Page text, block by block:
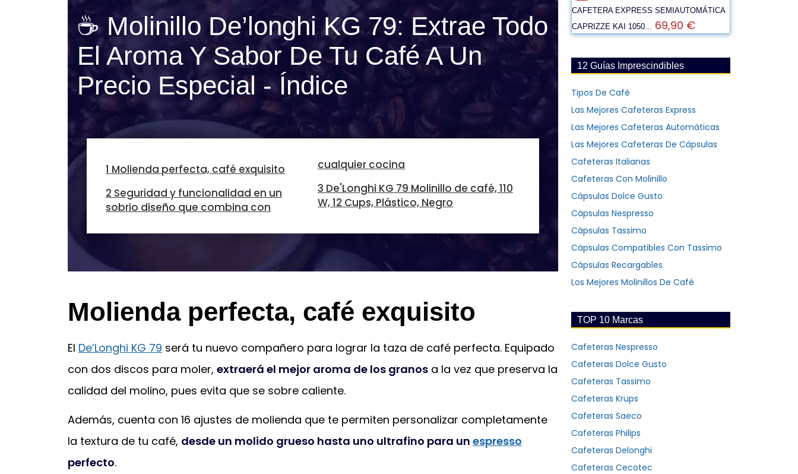
☕ Molinillo De’longhi KG 79: Extrae Todo
El Aroma Y Sabor De Tu Café A Un
Precio Especial - Índice
1 Molienda perfecta, café exquisito
2 Seguridad y funcionalidad en un
sobrio diseño que combina con
cualquier cocina
3 De'Longhi KG 79 Molinillo de café, 110
W, 12 Cups, Plástico, Negro
Molienda perfecta, café exquisito
El De’Longhi KG 79 será tu nuevo compañero para lograr la taza de café perfecta. Equipado
con dos discos para moler, extraerá el mejor aroma de los granos a la vez que preserva la
calidad del molino, pues evita que se sobre caliente.
Además, cuenta con 16 ajustes de molienda que te permiten personalizar completamente
la textura de tu café, desde un molido grueso hasta uno ultrafino para un espresso
perfecto.
CAFETERA EXPRESS SEMIAUTOMÁTICA
CAPRIZZE KAI 1050... 69,90 €
12 Guías Imprescindibles
Tipos De Café
Las Mejores Cafeteras Express
Las Mejores Cafeteras Automáticas
Las Mejores Cafeteras De Cápsulas
Cafeteras Italianas
Cafeteras Con Molinillo
Cápsulas Dolce Gusto
Cápsulas Nespresso
Cápsulas Tassimo
Cápsulas Compatibles Con Tassimo
Cápsulas Recargables
Los Mejores Molinillos De Café
TOP 10 Marcas
Cafeteras Nespresso
Cafeteras Dolce Gusto
Cafeteras Tassimo
Cafeteras Krups
Cafeteras Saeco
Cafeteras Philips
Cafeteras Delonghi
Cafeteras Cecotec